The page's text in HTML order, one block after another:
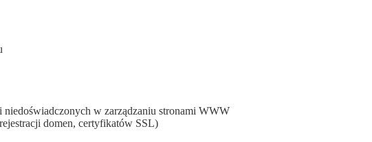
w zarządzaniu stronami WWW
domen, certyfikatów SSL)